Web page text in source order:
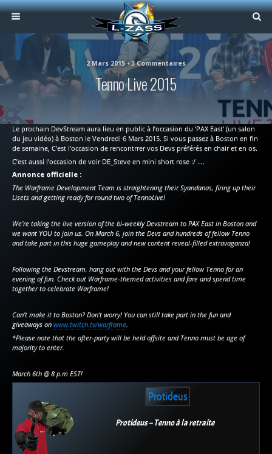
2 Mars 2015 • 3 Commentaires
Tenno Live 2015
Le prochain DevStream aura lieu en public à l’occasion du ‘PAX East’ (un salon
du jeu vidéo) à Boston le Vendredi 6 Mars 2015. Si vous passez à Boston en fin
de semaine, C’est l’occasion de rencontrrer vos Devs préférés en chair et en os.
C’est aussi l’occasion de voir DE_Steve en mini short rose :/ ….
Annonce officielle :
The Warframe Development Team is straightening their Syandanas, firing up their
Lisets and getting ready for round two of TennoLive!
We’re taking the live version of the bi-weekly Devstream to PAX East in Boston and
we want YOU to join us. On March 6, join the Devs and hundreds of fellow Tenno
and take part in this huge gameplay and new content reveal-filled extravaganza!
Following the Devstream, hang out with the Devs and your fellow Tenno for an
evening of fun. Check out Warframe-themed activities and fare and spend time
together to celebrate Warframe!
Can’t make it to Boston? Don’t worry! You can still take part in the fun and
giveaways on www.twitch.tv/warframe.
*Please note that the after-party will be held offsite and Tenno must be age of
majority to enter.
March 6th @ 8 p.m EST!
Protideus
Protideus – Tenno à la retraite